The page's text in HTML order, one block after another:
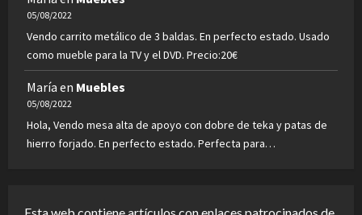
05/08/2022
Vendo carrito metálico de 3 baldas. En perfecto estado. Usado
como mueble para la TV y el DVD. Precio:20€
María en Muebles
05/08/2022
Hola, Vendo mesa alta de apoyo con dobre de teka y patas de
hierro forjado. En perfecto estado. Perfecta para…